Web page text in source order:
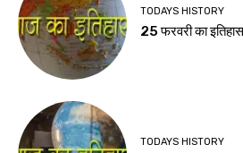
TODAYS HISTORY
25 फरवरी का
TODAYS HISTORY